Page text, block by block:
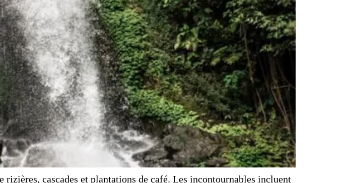
cascades et plantations de café. Les incontournables incluent